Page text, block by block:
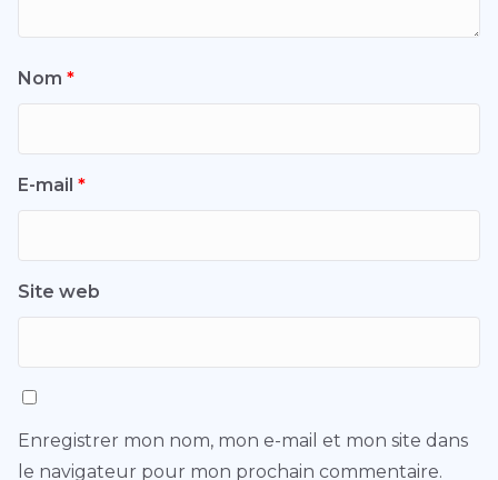
Nom *
E-mail *
Site web
Enregistrer mon nom, mon e-mail et mon site dans
le navigateur pour mon prochain commentaire.